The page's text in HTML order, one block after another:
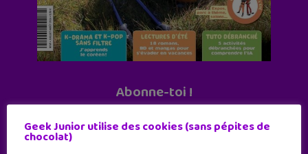
Abonne-toi !
Geek Junior utilise des cookies (sans pépites de
chocolat)